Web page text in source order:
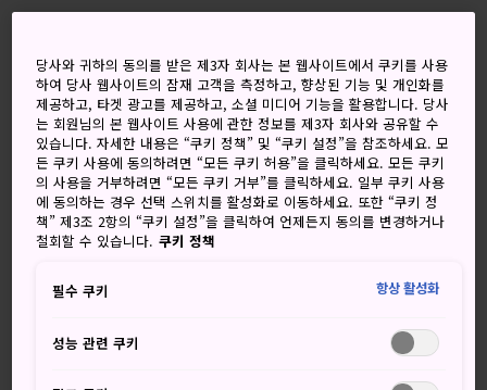
의 진언종 중심지
고된구마노 고도 순례길
을 거쳐온 순례자에게는 오랜 여정
의 끝에 내비치는고야산
의 등롱 불빛이 가장 반가운 존재
일 것입니다.
이 빛이 나오는 곳은 지친 나그네를 위해 수행 도장에서 제공
하는 숙소인 슈쿠보입니다. 오늘날에도 고야산에 있는 수많은
백 년을 정성스럽게 이어온 접객 예도를 통해 일본의 불교 문
화를 상징하는 성지에서의 고유한 경험을 선사합니다.
당사와 귀하의 동의를 받은 제3자 회사는 본 웹사이트에서 쿠키를 사용
하여 당사 웹사이트의 잠재 고객을 측정하고, 향상된 기능 및 개인화를
제공하고, 타겟 광고를 제공하고, 소셜 미디어 기능을 활용합니다. 당사
는 회원님의 본 웹사이트 사용에 관한 정보를 제3자 회사와 공유할 수
있습니다. 자세한 내용은 “쿠키 정책” 및 “쿠키 설정”을 참조하세요. 모
든 쿠키 사용에 동의하려면 “모든 쿠키 허용”을 클릭하세요. 모든 쿠키
의 사용을 거부하려면 “모든 쿠키 거부”를 클릭하세요. 일부 쿠키 사용
에 동의하는 경우 선택 스위치를 활성화로 이동하세요. 또한 “쿠키 정
책” 제3조 2항의 “쿠키 설정”을 클릭하여 언제든지 동의를 변경하거나
철회할 수 있습니다. 쿠키 정책
필수 쿠키 항상 활성화
성능 관련 쿠키